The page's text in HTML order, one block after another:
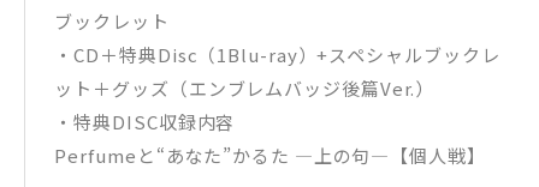
ブックレット
・CD＋特典Disc（1Blu-ray）+スペシャルブックレ
ット＋グッズ（エンブレムバッジ後篇Ver.）
・特典DISC収録内容
Perfumeと“あなた”かるた ―上の句―【個人戦】